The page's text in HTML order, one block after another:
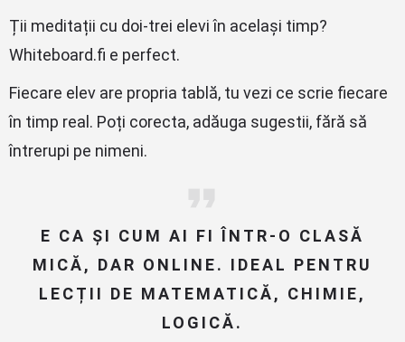
Ții meditații cu doi-trei elevi în același timp?
Whiteboard.fi e perfect.
Fiecare elev are propria tablă, tu vezi ce scrie fiecare
în timp real. Poți corecta, adăuga sugestii, fără să
întrerupi pe nimeni.
E CA ȘI CUM AI FI ÎNTR-O CLASĂ
MICĂ, DAR ONLINE. IDEAL PENTRU
LECȚII DE MATEMATICĂ, CHIMIE,
LOGICĂ.